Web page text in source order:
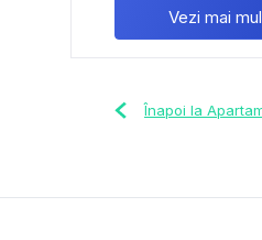
Vezi mai
Înapoi la